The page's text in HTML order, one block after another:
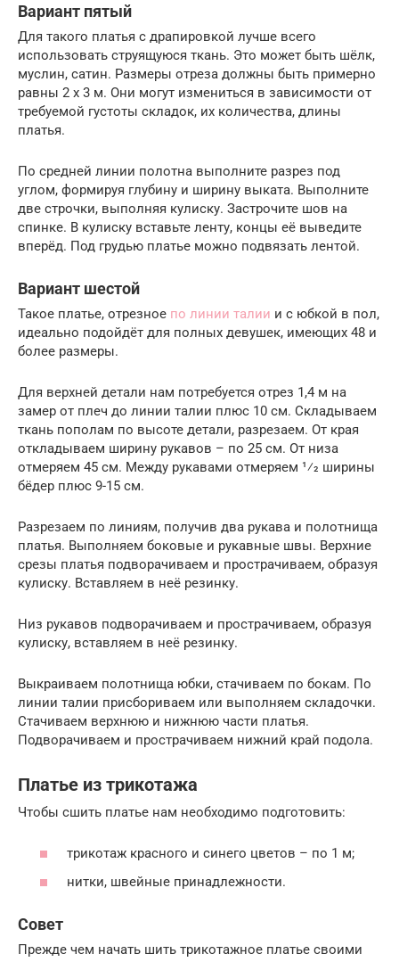
Вариант пятый
Для такого платья с драпировкой лучше всего
использовать струящуюся ткань. Это может быть шёлк,
муслин, сатин. Размеры отреза должны быть примерно
равны 2 х 3 м. Они могут измениться в зависимости от
требуемой густоты складок, их количества, длины
платья.
По средней линии полотна выполните разрез под
углом, формируя глубину и ширину выката. Выполните
две строчки, выполняя кулиску. Застрочите шов на
спинке. В кулиску вставьте ленту, концы её выведите
вперёд. Под грудью платье можно подвязать лентой.
Вариант шестой
Такое платье, отрезное по линии талии и с юбкой в пол,
идеально подойдёт для полных девушек, имеющих 48 и
более размеры.
Для верхней детали нам потребуется отрез 1,4 м на
замер от плеч до линии талии плюс 10 см. Складываем
ткань пополам по высоте детали, разрезаем. От края
откладываем ширину рукавов – по 25 см. От низа
отмеряем 45 см. Между рукавами отмеряем 1⁄2 ширины
бёдер плюс 9-15 см.
Разрезаем по линиям, получив два рукава и полотнища
платья. Выполняем боковые и рукавные швы. Верхние
срезы платья подворачиваем и прострачиваем, образуя
кулиску. Вставляем в неё резинку.
Низ рукавов подворачиваем и прострачиваем, образуя
кулиску, вставляем в неё резинку.
Выкраиваем полотнища юбки, стачиваем по бокам. По
линии талии присбориваем или выполняем складочки.
Стачиваем верхнюю и нижнюю части платья.
Подворачиваем и прострачиваем нижний край подола.
Платье из трикотажа
Чтобы сшить платье нам необходимо подготовить:
трикотаж красного и синего цветов – по 1 м;
нитки, швейные принадлежности.
Совет
Прежде чем начать шить трикотажное платье своими